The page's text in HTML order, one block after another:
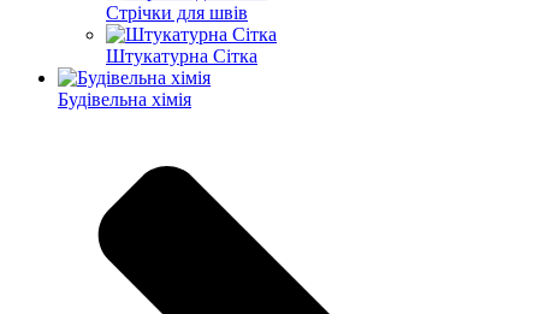
Стрічки для швів
Штукатурна Сітка
Будівельна хімія